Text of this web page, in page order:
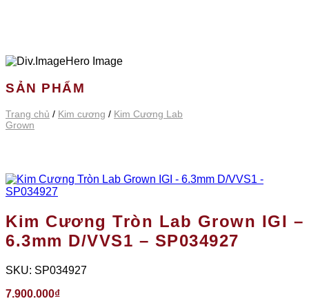
SẢN PHẨM
Trang chủ / Kim cương / Kim Cương Lab
Grown
Kim Cương Tròn Lab Grown IGI –
6.3mm D/VVS1 – SP034927
SKU: SP034927
7.900.000₫